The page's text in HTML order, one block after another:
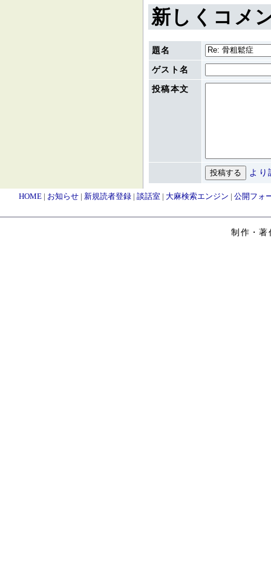
新しくコメ
題名
ゲスト名
投稿本文
より
HOME | お知らせ | 新規読者登録 | 談話室 | 大麻検索エンジン | 公開フォ
制作・